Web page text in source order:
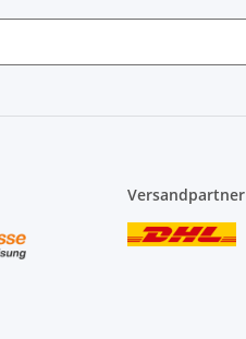
Versandpartner